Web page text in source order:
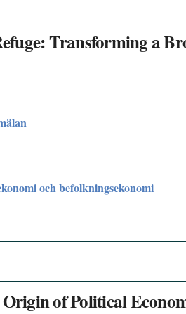
Transforming a
och befolkningsekonomi
of Political